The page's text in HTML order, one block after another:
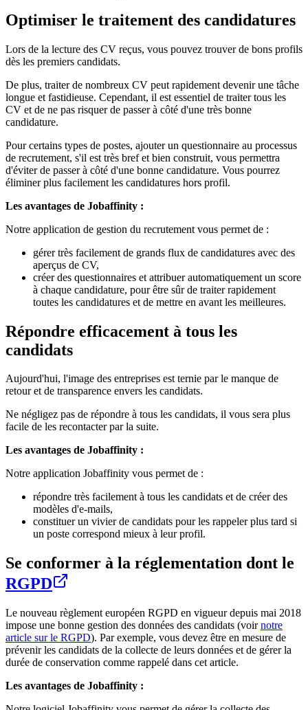
Optimiser le traitement des candidatures
Lors de la lecture des CV reçus, vous pouvez trouver de bons profils
dès les premiers candidats.
De plus, traiter de nombreux CV peut rapidement devenir une tâche
longue et fastidieuse. Cependant, il est essentiel de traiter tous les
CV et de ne pas risquer de passer à côté d'une très bonne
candidature.
Pour certains types de postes, ajouter un questionnaire au processus
de recrutement, s'il est très bref et bien construit, vous permettra
d'éviter de passer à côté d'une bonne candidature. Vous pourrez
éliminer plus facilement les candidatures hors profil.
Les avantages de Jobaffinity :
Notre application de gestion du recrutement vous permet de :
gérer très facilement de grands flux de candidatures avec des
aperçus de CV,
créer des questionnaires et attribuer automatiquement un score
à chaque candidature, pour être sûr de traiter rapidement
toutes les candidatures et de mettre en avant les meilleures.
Répondre efficacement à tous les
candidats
Aujourd'hui, l'image des entreprises est ternie par le manque de
retour et de transparence envers les candidats.
Ne négligez pas de répondre à tous les candidats, il vous sera plus
facile de les recontacter par la suite.
Les avantages de Jobaffinity :
Notre application Jobaffinity vous permet de :
répondre très facilement à tous les candidats et de créer des
modèles d'e-mails,
constituer un vivier de candidats pour les rappeler plus tard si
un poste correspond mieux à leur profil.
Se conformer à la réglementation dont le
RGPD
Le nouveau règlement européen RGPD en vigueur depuis mai 2018
impose une bonne gestion des données des candidats (voirnotre
article sur le RGPD). Par exemple, vous devez être en mesure de
prévenir les candidats de la collecte de leurs données et de gérer la
durée de conservation comme rappelé dans cet article.
Les avantages de Jobaffinity :